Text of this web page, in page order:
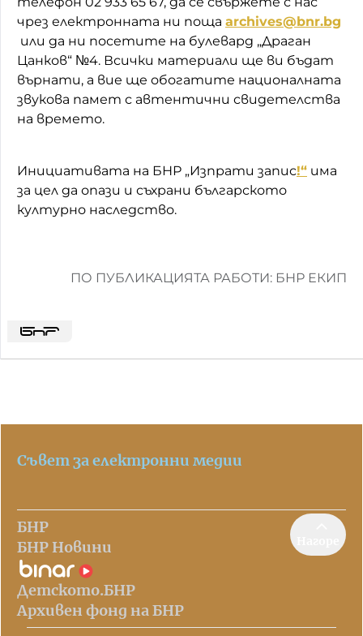
чрез електронната ни поща archives@bnr.bg
или да ни посетите на булевард „Драган
Цанков“ №4. Всички материали ще ви бъдат
върнати, а вие ще обогатите националната
звукова памет с автентични свидетелства
на времето.
Инициативата на БНР „Изпрати запис!“ има
за цел да опази и съхрани българското
културно наследство.
ПО ПУБЛИКАЦИЯТА РАБОТИ: БНР ЕКИП
Съвет за електронни медии
БНР
БНР Новини
Детското.БНР
Архивен фонд на БНР